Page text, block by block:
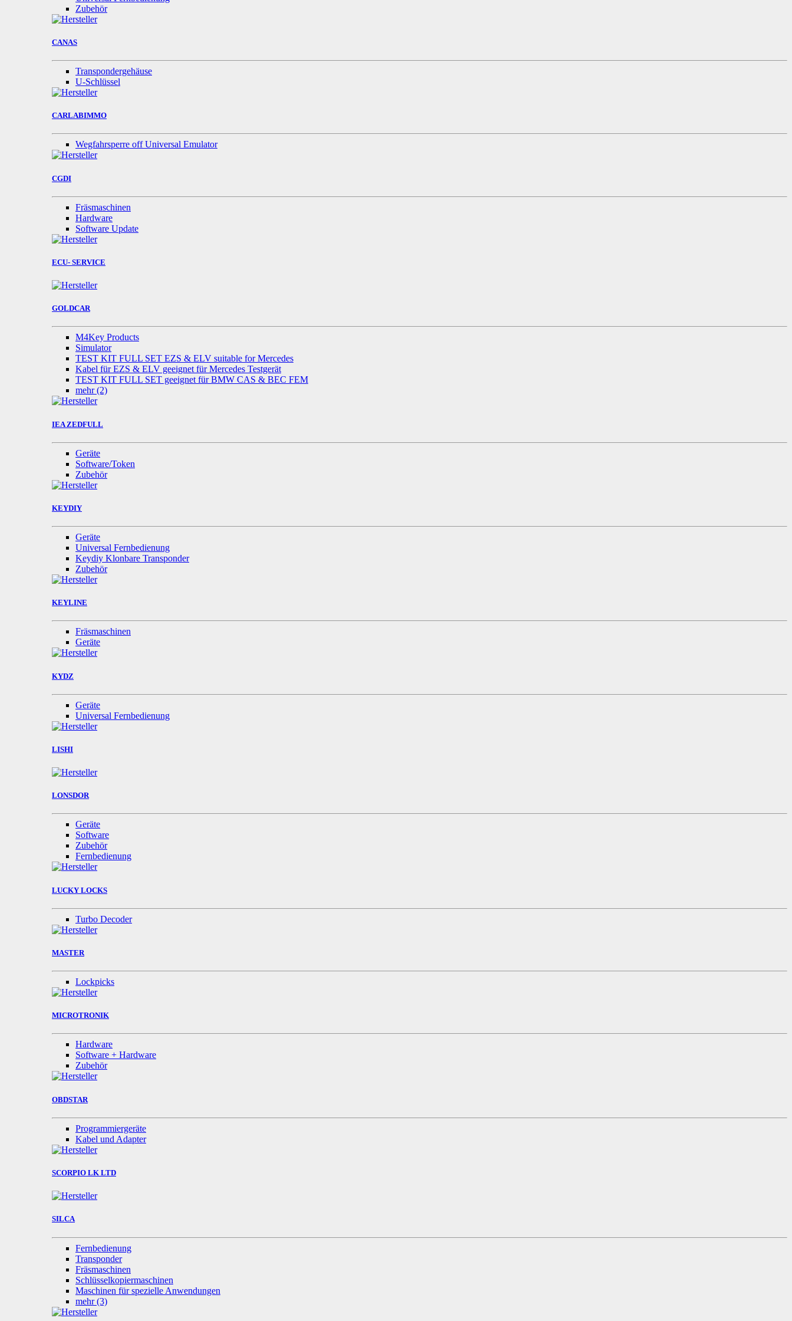
Zubehör
CANAS
Transpondergehäuse
U-Schlüssel
CARLABIMMO
Wegfahrsperre off Universal Emulator
CGDI
Fräsmaschinen
Hardware
Software Update
ECU- SERVICE
GOLDCAR
M4Key Products
Simulator
TEST KIT FULL SET EZS & ELV suitable for Mercedes
Kabel für EZS & ELV geeignet für Mercedes Testgerät
TEST KIT FULL SET geeignet für BMW CAS & BEC FEM
mehr(2)
IEA ZEDFULL
Geräte
Software/Token
Zubehör
KEYDIY
Geräte
Universal Fernbedienung
Keydiy Klonbare Transponder
Zubehör
KEYLINE
Fräsmaschinen
Geräte
KYDZ
Geräte
Universal Fernbedienung
LISHI
LONSDOR
Geräte
Software
Zubehör
Fernbedienung
LUCKY LOCKS
Turbo Decoder
MASTER
Lockpicks
MICROTRONIK
Hardware
Software + Hardware
Zubehör
OBDSTAR
Programmiergeräte
Kabel und Adapter
SCORPIO LK LTD
SILCA
Fernbedienung
Transponder
Fräsmaschinen
Schlüsselkopiermaschinen
Maschinen für spezielle Anwendungen
mehr(3)